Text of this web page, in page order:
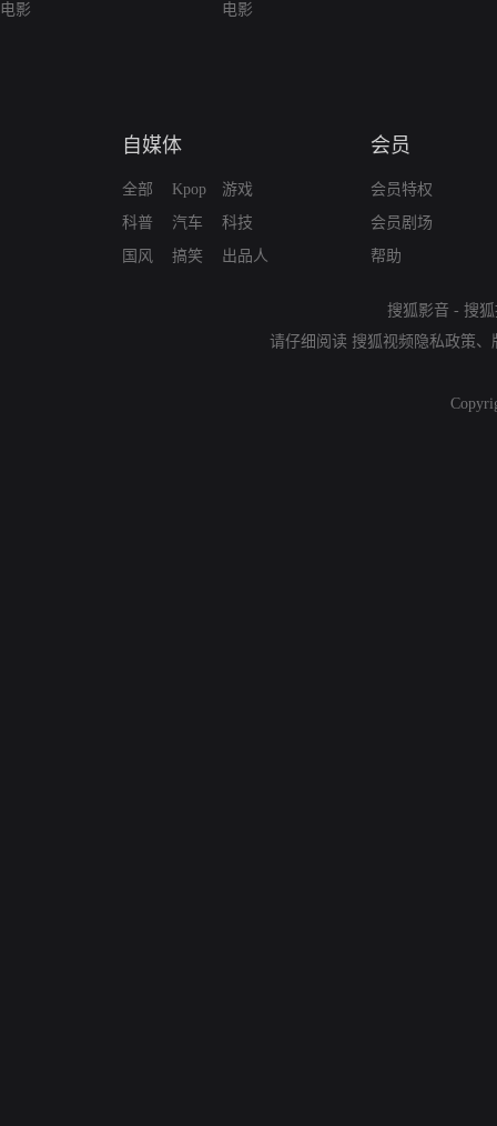
电影
电影
自媒体
全部
科普
国风
Kpop
汽车
搞笑
游戏
科技
出品人
会员
会员特权
会员剧场
帮助
搜狐影音 - 搜
请仔细阅读 搜狐视频隐私政策、